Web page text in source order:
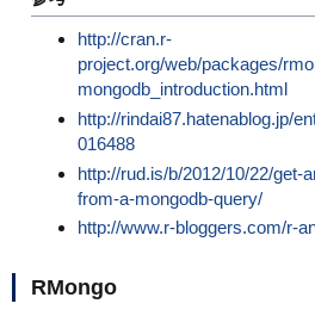
http://cran.r-
project.org/web/packages/
mongodb_introduction.html
http://rindai87.hatenablog.jp/
016488
http://rud.is/b/2012/10/22/get-
from-a-mongodb-query/
http://www.r-bloggers.com/r-
RMongo